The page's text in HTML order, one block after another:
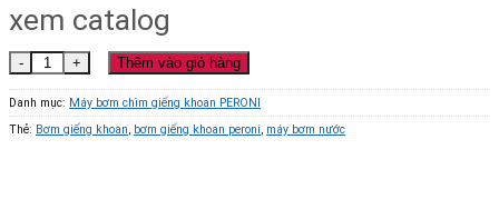
xem catalog
Bơm chìm giếng khoan Peroni Model 4SDm4/22 2.2Kw số lượng
Thêm vào giỏ hàng
Danh mục: Máy bơm chìm giếng khoan PERONI
Thẻ: Bơm giếng khoan, bơm giếng khoan peroni, máy bơm nước